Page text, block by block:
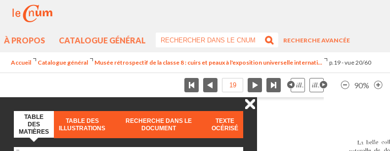
À PROPOS CATALOGUE GÉNÉRAL
RECHERCHE AVANCÉE
Accueil Catalogue général Musée rétrospectif de la classe 8 : cuirs et peaux à l'exposition universelle internati... p.19 - vue 20/60
90%
TABLE
DES
MATIÈRES
TABLE DES
ILLUSTRATIONS
RECHERCHE DANS LE
DOCUMENT
TEXTE
OCÉRISÉ